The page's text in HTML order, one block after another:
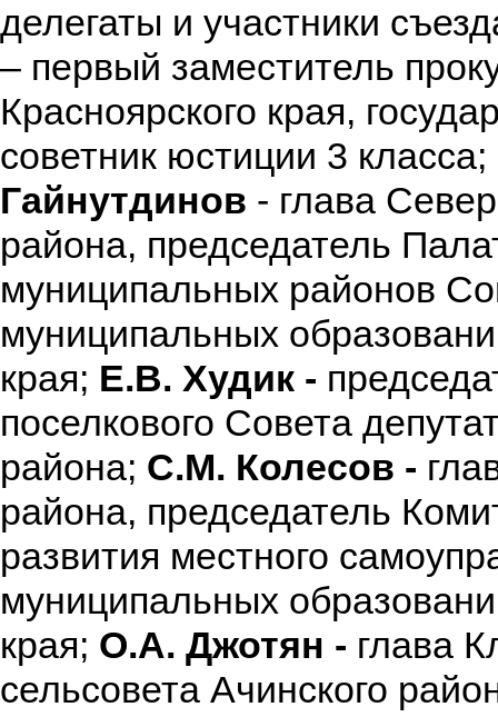
делегаты и участники
– первый заместитель
Красноярского края,
советник юстиции 3 класса;
Гайнутдинов - глава
района, председатель
муниципальных районов
муниципальных
края; Е.В. Худик -
поселкового Совета
района; С.М. Колесов -
района, председатель
развития местного
муниципальных
края; О.А. Джотян - глава
сельсовета Ачинского